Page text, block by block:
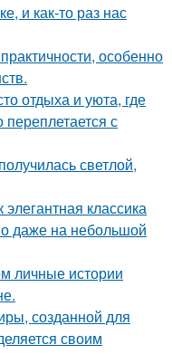
и как-то раз нас
особенно
отдыха и уюта, где
с
светлой,
классика
даже на небольшой
личные истории
созданной для
своим